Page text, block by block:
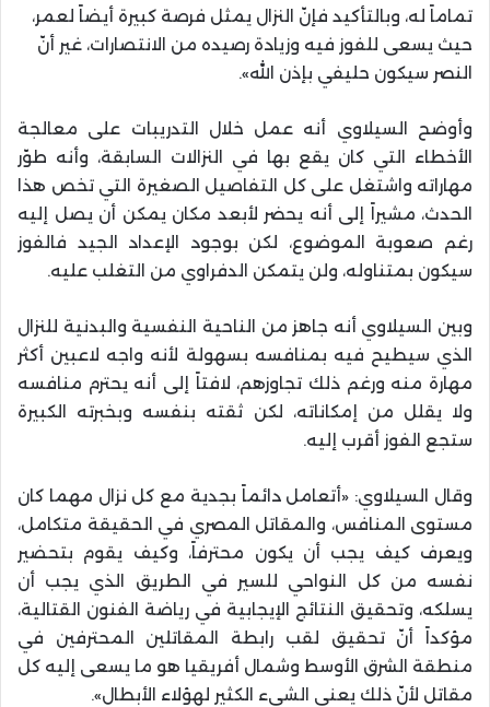
تماماً له، وبالتأكيد فإنّ النزال يمثل فرصة كبيرة أيضاً لعمر،
حيث يسعى للفوز فيه وزيادة رصيده من الانتصارات، غير أنّ
النصر سيكون حليفي بإذن الله».
وأوضح السيلاوي أنه عمل خلال التدريبات على معالجة
الأخطاء التي كان يقع بها في النزالات السابقة، وأنه طوّر
مهاراته واشتغل على كل التفاصيل الصغيرة التي تخص هذا
الحدث، مشيراً إلى أنه يحضر لأبعد مكان يمكن أن يصل إليه
رغم صعوبة الموضوع، لكن بوجود الإعداد الجيد فالفوز
سيكون بمتناوله، ولن يتمكن الدفراوي من التغلب عليه.
وبين السيلاوي أنه جاهز من الناحية النفسية والبدنية للنزال
الذي سيطيح فيه بمنافسه بسهولة لأنه واجه لاعبين أكثر
مهارة منه ورغم ذلك تجاوزهم، لافتاً إلى أنه يحترم منافسه
ولا يقلل من إمكاناته، لكن ثقته بنفسه وبخبرته الكبيرة
ستجع الفوز أقرب إليه.
وقال السيلاوي: «أتعامل دائماً بجدية مع كل نزال مهما كان
مستوى المنافس، والمقاتل المصري في الحقيقة متكامل،
ويعرف كيف يجب أن يكون محترفاً، وكيف يقوم بتحضير
نفسه من كل النواحي للسير في الطريق الذي يجب أن
يسلكه، وتحقيق النتائج الإيجابية في رياضة الفنون القتالية،
مؤكداً أنّ تحقيق لقب رابطة المقاتلين المحترفين في
منطقة الشرق الأوسط وشمال أفريقيا هو ما يسعى إليه كل
مقاتل لأنّ ذلك يعني الشيء الكثير لهؤلاء الأبطال».